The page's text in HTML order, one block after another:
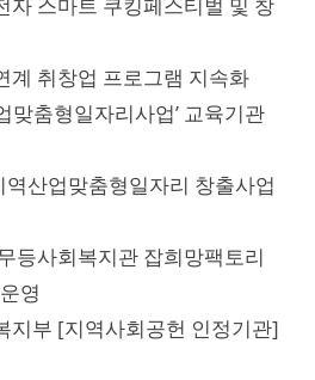
자 스마트 쿠킹페스티벌 및 창
계 취창업 프로그램 지속화
형일자리사업’ 교육기관
산업맞춤형일자리 창출사업
등사회복지관 잡희망팩토리
영
지부 [지역사회공헌 인정기관]